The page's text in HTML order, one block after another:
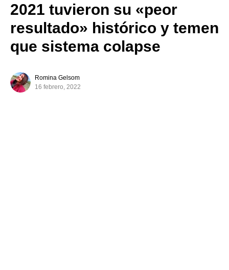
2021 tuvieron su «peor
resultado» histórico y temen
que sistema colapse
Romina Gelsom
16 febrero, 2022